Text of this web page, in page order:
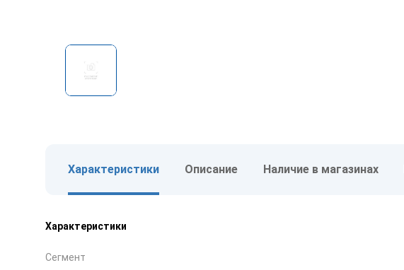
Характеристики Описание Наличие в магазинах
Характеристики
Сегмент